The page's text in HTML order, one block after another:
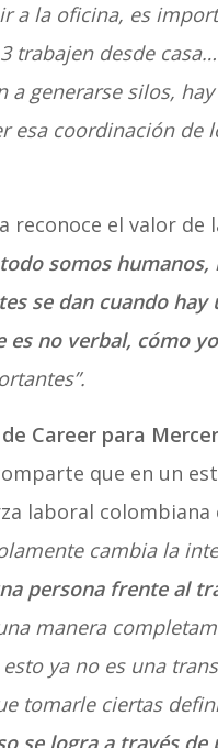
a la oficina, es
trabajen desde
generarse silos,
esa coordinación de
reconoce el valor de
somos humanos,
se dan cuando hay
es no verbal, cómo
Career para
que en un
laboral
cambia la
persona frente al
manera
ya no es una
tomarle ciertas
se logra a través